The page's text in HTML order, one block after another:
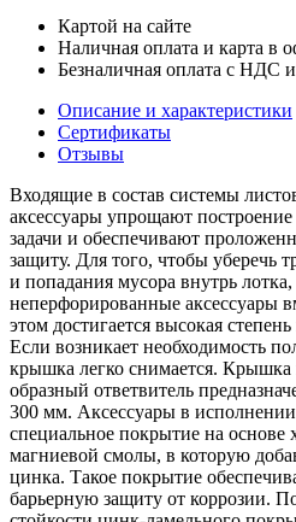
Картой на сайте
Наличная оплата и карта в
Безналичная оплата с НДС и
Описание и характеристики
Сертификаты
Отзывы
Входящие в состав системы
аксессуары упрощают
задачи и обеспечивают
защиту. Для того, чтобы уберечь
и попадания мусора внутрь
неперфорированные аксессуары
этом достигается высокая
Если возникает необходимость
крышка легко снимается.
образный ответвитель
300 мм. Аксессуары в
специальное покрытие на основе
магниевой смолы, в которую
цинка. Такое покрытие
барьерную защиту от коррозии.